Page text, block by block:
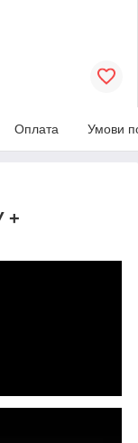
Оплата Умови
+